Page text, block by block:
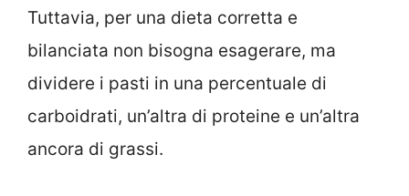
Tuttavia, per una dieta corretta e
bilanciata non bisogna esagerare, ma
dividere i pasti in una percentuale di
carboidrati, un’altra di proteine e un’altra
ancora di grassi.